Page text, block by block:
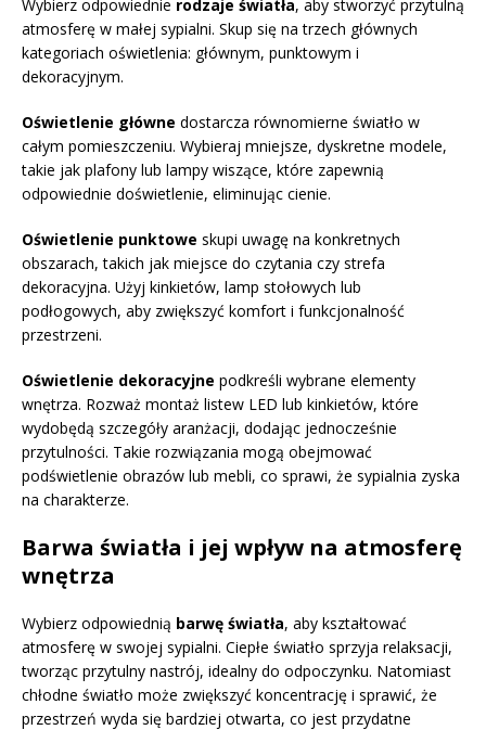
Wybierz odpowiednie rodzaje światła, aby stworzyć przytulną
atmosferę w małej sypialni. Skup się na trzech głównych
kategoriach oświetlenia: głównym, punktowym i
dekoracyjnym.
Oświetlenie główne dostarcza równomierne światło w
całym pomieszczeniu. Wybieraj mniejsze, dyskretne modele,
takie jak plafony lub lampy wiszące, które zapewnią
odpowiednie doświetlenie, eliminując cienie.
Oświetlenie punktowe skupi uwagę na konkretnych
obszarach, takich jak miejsce do czytania czy strefa
dekoracyjna. Użyj kinkietów, lamp stołowych lub
podłogowych, aby zwiększyć komfort i funkcjonalność
przestrzeni.
Oświetlenie dekoracyjne podkreśli wybrane elementy
wnętrza. Rozważ montaż listew LED lub kinkietów, które
wydobędą szczegóły aranżacji, dodając jednocześnie
przytulności. Takie rozwiązania mogą obejmować
podświetlenie obrazów lub mebli, co sprawi, że sypialnia zyska
na charakterze.
Barwa światła i jej wpływ na atmosferę
wnętrza
Wybierz odpowiednią barwę światła, aby kształtować
atmosferę w swojej sypialni. Ciepłe światło sprzyja relaksacji,
tworząc przytulny nastrój, idealny do odpoczynku. Natomiast
chłodne światło może zwiększyć koncentrację i sprawić, że
przestrzeń wyda się bardziej otwarta, co jest przydatne